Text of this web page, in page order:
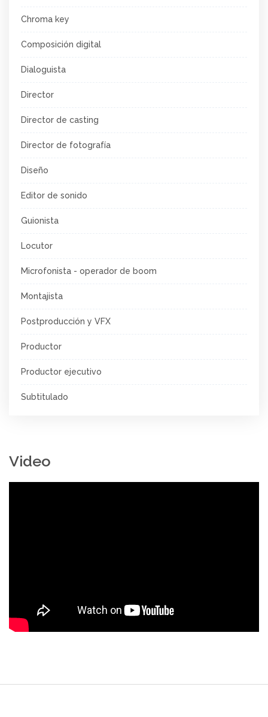
Chroma key
Composición digital
Dialoguista
Director
Director de casting
Director de fotografía
Diseño
Editor de sonido
Guionista
Locutor
Microfonista - operador de boom
Montajista
Postproducción y VFX
Productor
Productor ejecutivo
Subtitulado
Video